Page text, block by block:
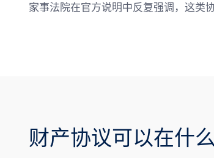
家事法院在官方说明中反复强调，这类
财产协议可以在什